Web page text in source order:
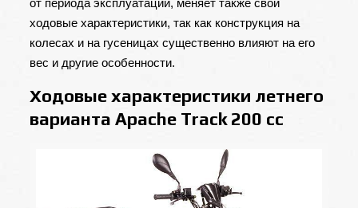
ходовые характеристики, так как конструкция на
колесах и на гусеницах существенно влияют на его
вес и другие особенности.
Ходовые характеристики летнего
варианта Apache Track 200 cc